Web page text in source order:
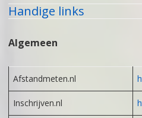
Handige links
Algemeen
Afstandmeten.nl
Inschrijven.nl